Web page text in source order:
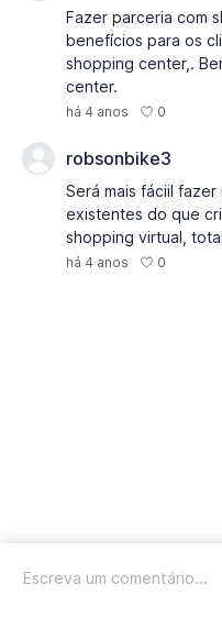
Fazer parceria com
benefícios para os
shopping center,.
center.
há 4 anos 0
robsonbike3
Será mais fáciil
existentes do que
shopping virtual,
há 4 anos 0